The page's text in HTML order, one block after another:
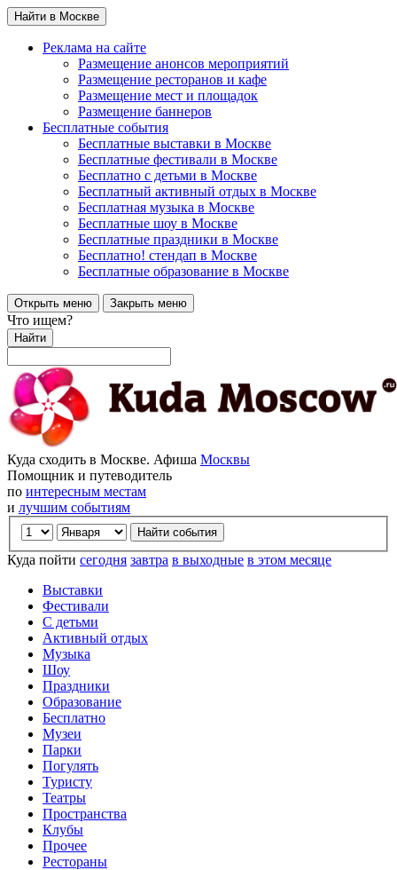
Найти в Москве
Реклама на сайте
Размещение анонсов мероприятий
Размещение ресторанов и кафе
Размещение мест и площадок
Размещение баннеров
Бесплатные события
Бесплатные выставки в Москве
Бесплатные фестивали в Москве
Бесплатно с детьми в Москве
Бесплатный активный отдых в Москве
Бесплатная музыка в Москве
Бесплатные шоу в Москве
Бесплатные праздники в Москве
Бесплатно! стендап в Москве
Бесплатные образование в Москве
Открыть меню Закрыть меню
Что ищем?
Найти
Куда сходить в Москве. Афиша Москвы
Помощник и путеводитель
по интересным местам
и лучшим событиям
Куда пойти сегодня завтра в выходные в этом месяце
Выставки
Фестивали
С детьми
Активный отдых
Музыка
Шоу
Праздники
Образование
Бесплатно
Музеи
Парки
Погулять
Туристу
Театры
Пространства
Клубы
Прочее
Рестораны